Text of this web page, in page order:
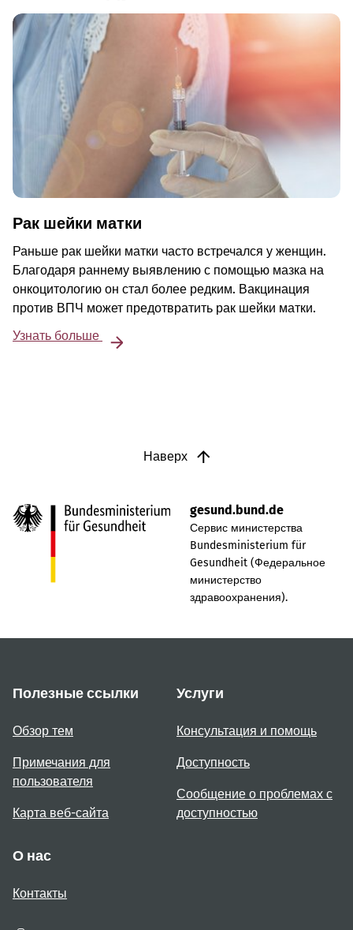
Рак шейки матки
Раньше рак шейки матки часто встречался у женщин.
Благодаря раннему выявлению с помощью мазка на
онкоцитологию он стал более редким. Вакцинация
против ВПЧ может предотвратить рак шейки матки.
Узнать больше
Наверх
gesund.bund.de
Сервис министерства
Bundesministerium für
Gesundheit (Федеральное
министерство
здравоохранения).
Полезные ссылки
Обзор тем
Примечания для
пользователя
Карта веб-сайта
Услуги
Консультация и помощь
Доступность
Сообщение о проблемах с
доступностью
О нас
Контакты